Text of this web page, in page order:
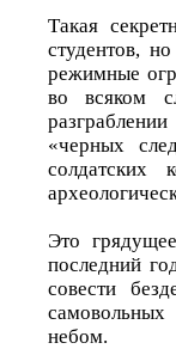
Такая
студентов,
режимные
во всяком
«черных
солдатских
Это
последний
совести
небом.